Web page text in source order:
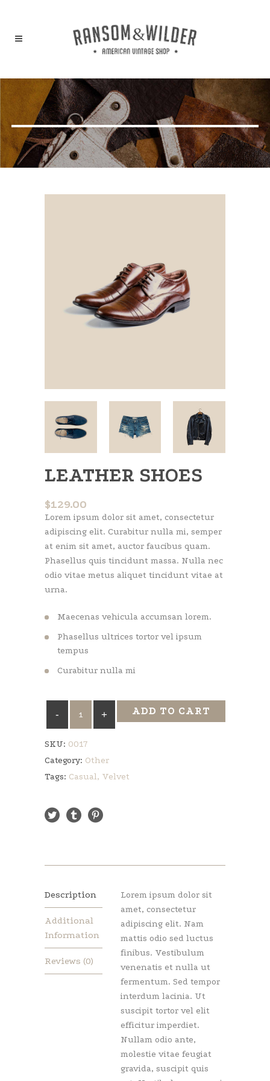
LEATHER SHOES
$129.00
Lorem ipsum dolor sit amet, consectetur
adipiscing elit. Curabitur nulla mi, semper
at enim sit amet, auctor faucibus quam.
Phasellus quis tincidunt massa. Nulla nec
odio vitae metus aliquet tincidunt vitae at
urna.
Maecenas vehicula accumsan lorem.
Phasellus ultrices tortor vel ipsum
tempus
Curabitur nulla mi
Shoes
ADD TO CART
SKU: 0017
Category: Other
Tags: Casual, Velvet
Description
Additional
Information
Reviews (0)
Lorem ipsum dolor sit
amet, consectetur
adipiscing elit. Nam
mattis odio sed luctus
finibus. Vestibulum
venenatis et nulla ut
fermentum. Sed tempor
interdum lacinia. Ut
suscipit tortor vel elit
efficitur imperdiet.
Nullam odio ante,
molestie vitae feugiat
gravida, suscipit quis